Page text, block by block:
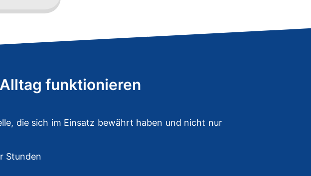
funktionieren
die sich im Einsatz bewährt haben und nicht nur
Stunden